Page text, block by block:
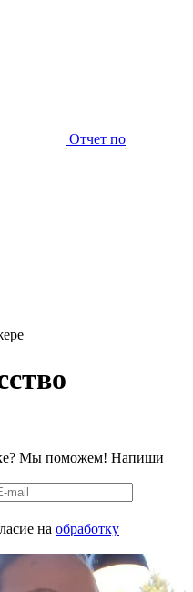
Отчет по
Мы поможем! Напиши
на обработку